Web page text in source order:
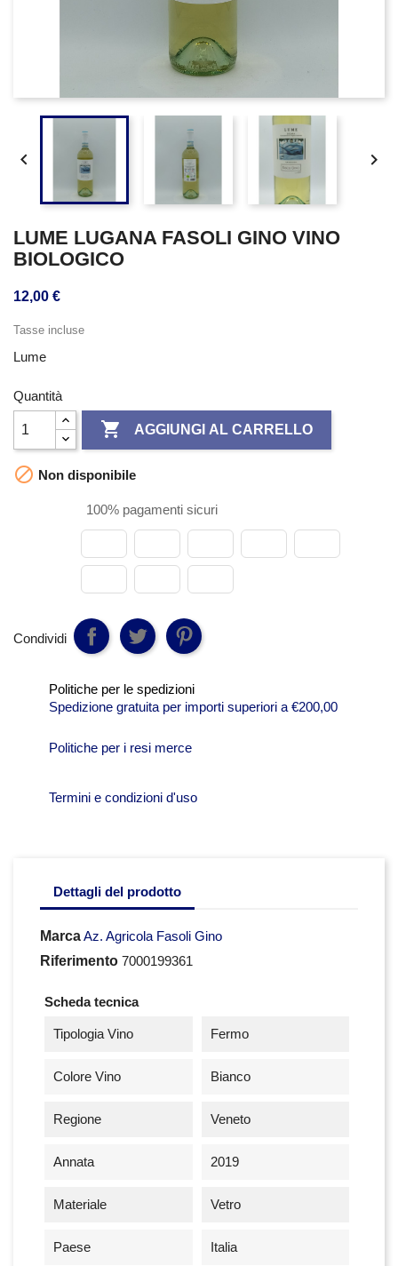
 
LUME LUGANA FASOLI GINO VINO
BIOLOGICO
12,00 €
Tasse incluse
Lume
Quantità
 AGGIUNGI AL CARRELLO
 Non disponibile
100% pagamenti sicuri
Condividi
Politiche per le spedizioni
Spedizione gratuita per importi superiori a €200,00
Politiche per i resi merce
Termini e condizioni d'uso
Dettagli del prodotto
MarcaAz. Agricola Fasoli Gino
Riferimento 7000199361
Scheda tecnica
Tipologia Vino Fermo
Colore Vino Bianco
Regione Veneto
Annata 2019
Materiale Vetro
Paese Italia